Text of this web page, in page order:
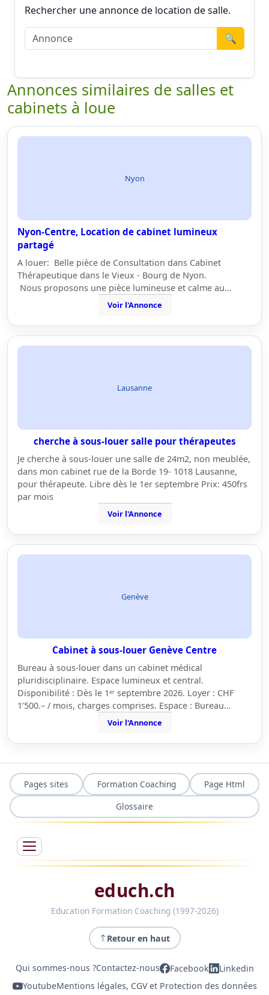
Rechercher une annonce de location de salle.
🔍
Annonces similaires de salles et
cabinets à loue
Nyon
Nyon-Centre, Location de cabinet lumineux
partagé
A louer: Belle pièce de Consultation dans Cabinet
Thérapeutique dans le Vieux - Bourg de Nyon.
Nous proposons une pièce lumineuse et calme au…
Voir l'Annonce
Lausanne
cherche à sous-louer salle pour thérapeutes
Je cherche à sous-louer une salle de 24m2, non meublée,
dans mon cabinet rue de la Borde 19- 1018 Lausanne,
pour thérapeute. Libre dès le 1er septembre Prix: 450frs
par mois
Voir l'Annonce
Genève
Cabinet à sous-louer Genève Centre
Bureau à sous-louer dans un cabinet médical
pluridisciplinaire. Espace lumineux et central.
Disponibilité : Dès le 1ᵉʳ septembre 2026. Loyer : CHF
1’500.– / mois, charges comprises. Espace : Bureau…
Voir l'Annonce
Pages sites Formation Coaching
Page Html
Glossaire
educh.ch
Education Formation Coaching (1997-2026)
Retour en haut
Qui sommes-nous ?Contactez-nous Facebook
Linkedin
YoutubeMentions légales, CGV et Protection des données